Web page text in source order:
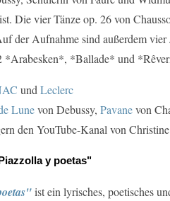
Die vier Tänze op. 26 von
der Aufnahme sind außerdem
*Arabesken*, *Ballade* und
und Leclerc
Lunevon Debussy, Pavanevon
den YouTube-Kanal von
y poetas"
ist ein lyrisches, poetisches